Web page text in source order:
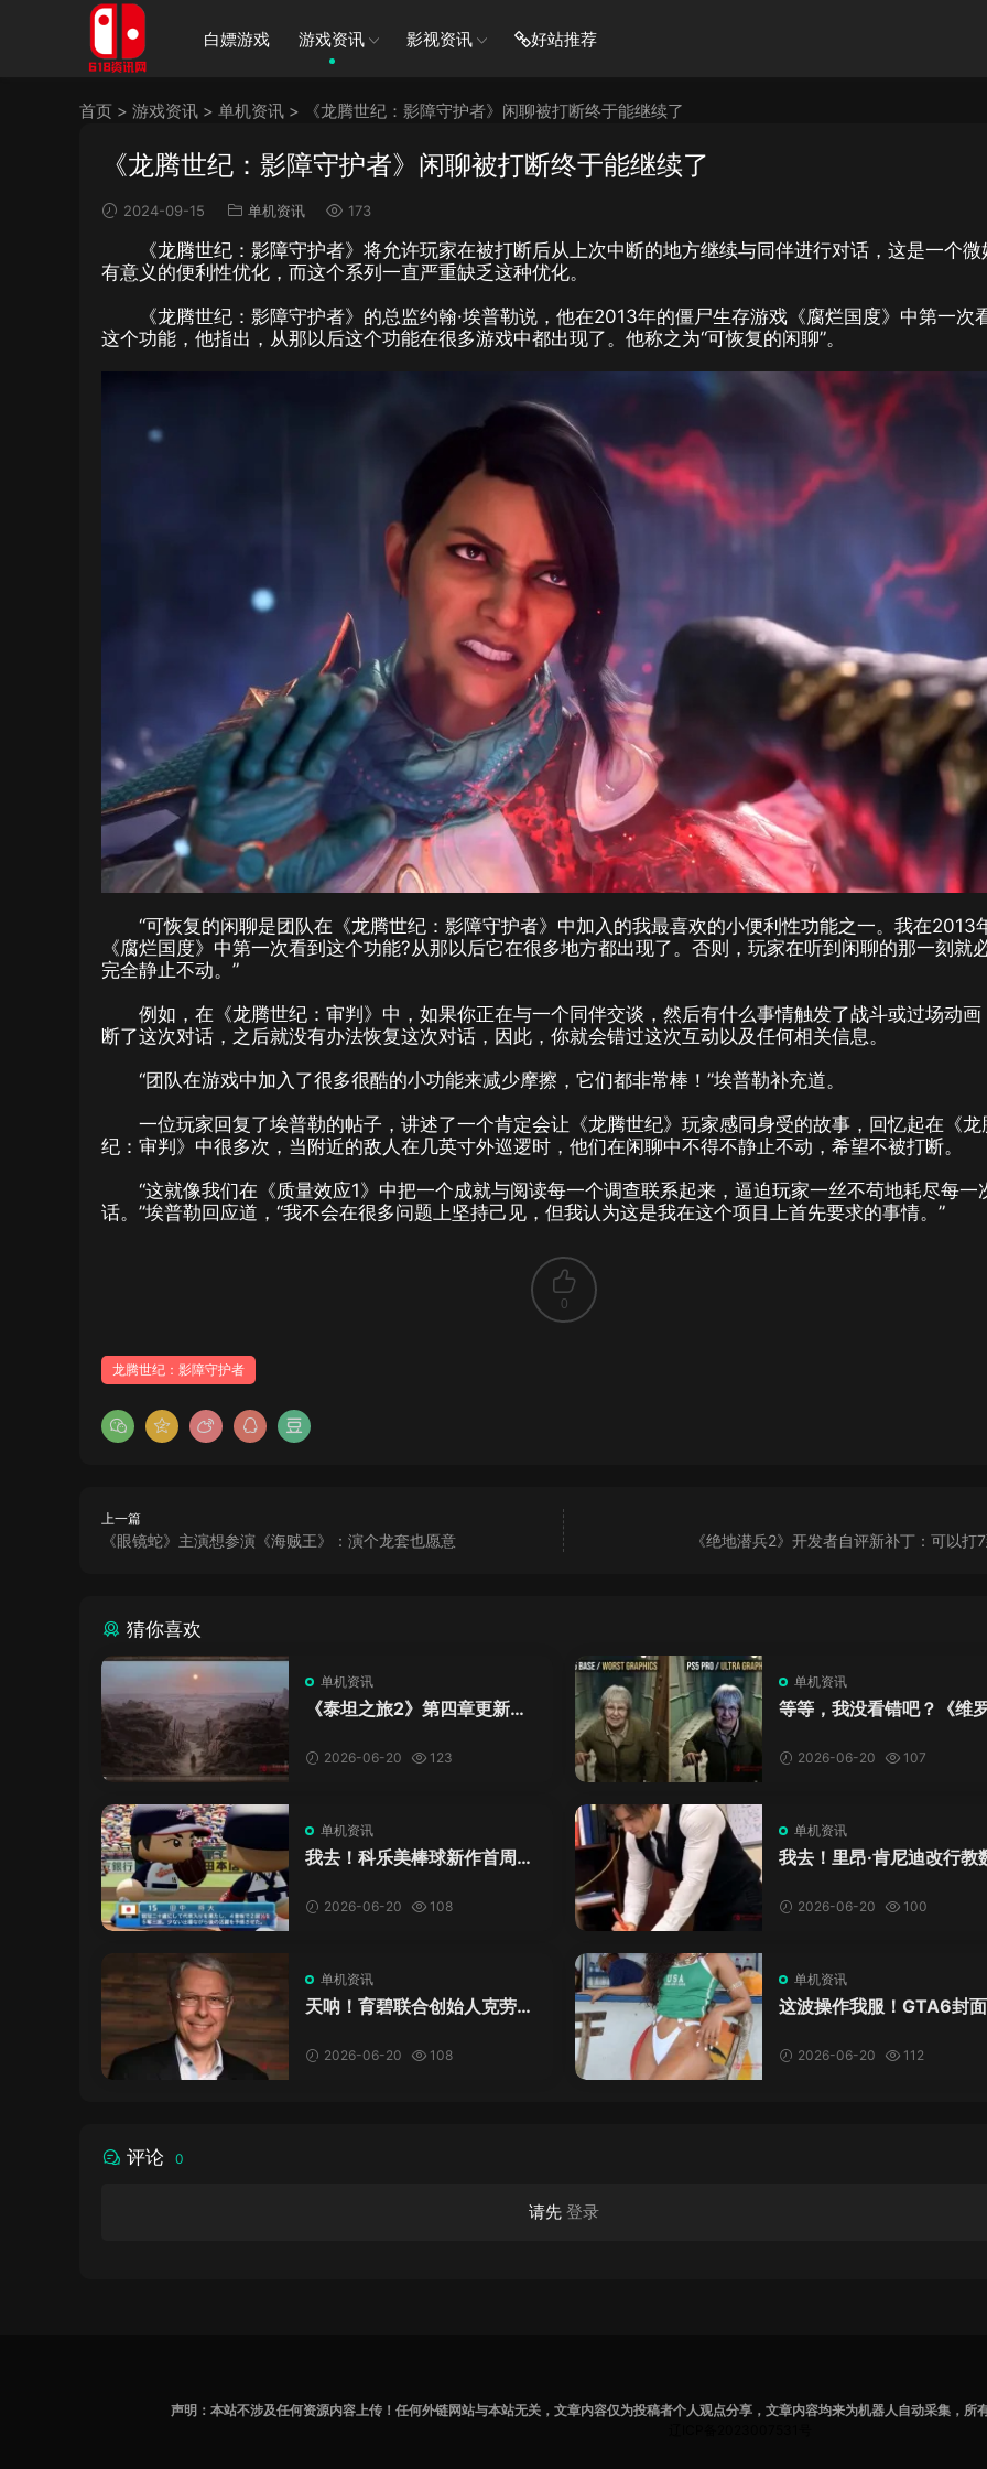
白嫖游戏 游戏资讯 影视资讯 好站推荐
首页 > 游戏资讯 > 单机资讯 > 《龙腾世纪：影障守护者》闲聊被打断终于能继续了
《龙腾世纪：影障守护者》闲聊被打断终于能继续了
2024-09-15 单机资讯 173
《龙腾世纪：影障守护者》将允许玩家在被打断后从上次中断的地方继续与同伴进行对话，这是一个微
有意义的便利性优化，而这个系列一直严重缺乏这种优化。
《龙腾世纪：影障守护者》的总监约翰·埃普勒说，他在2013年的僵尸生存游戏《腐烂国度》中第一次
这个功能，他指出，从那以后这个功能在很多游戏中都出现了。他称之为“可恢复的闲聊”。
“可恢复的闲聊是团队在《龙腾世纪：影障守护者》中加入的我最喜欢的小便利性功能之一。我在2013
《腐烂国度》中第一次看到这个功能?从那以后它在很多地方都出现了。否则，玩家在听到闲聊的那一刻就
完全静止不动。”
例如，在《龙腾世纪：审判》中，如果你正在与一个同伴交谈，然后有什么事情触发了战斗或过场动画
断了这次对话，之后就没有办法恢复这次对话，因此，你就会错过这次互动以及任何相关信息。
“团队在游戏中加入了很多很酷的小功能来减少摩擦，它们都非常棒！”埃普勒补充道。
一位玩家回复了埃普勒的帖子，讲述了一个肯定会让《龙腾世纪》玩家感同身受的故事，回忆起在《龙
纪：审判》中很多次，当附近的敌人在几英寸外巡逻时，他们在闲聊中不得不静止不动，希望不被打断。
“这就像我们在《质量效应1》中把一个成就与阅读每一个调查联系起来，逼迫玩家一丝不苟地耗尽每一
话。”埃普勒回应道，“我不会在很多问题上坚持己见，但我认为这是我在这个项目上首先要求的事情。”
0
龙腾世纪：影障守护者
上一篇
《眼镜蛇》主演想参演《海贼王》：演个龙套也愿意 《绝地潜兵2》开发者自评新补丁：可以打
猜你喜欢
单机资讯
《泰坦之旅2》第四章更新来
C！2026-06-20 123
单机资讯
等等，我没看错吧？《维
加料？
2026-06-20 107
单机资讯
我去！科乐美棒球新作首周十
口！2026-06-20 108
单机资讯
我去！里昂·肯尼迪改行教
格！2026-06-20 100
单机资讯
天呐！育碧联合创始人克劳德
岁 2026-06-20 108
单机资讯
这波操作我服！GTA6封面
模式又上线了
2026-06-20 112
评论 0
请先 登录
声明：本站不涉及任何资源内容上传！任何外链网站与本站无关，文章内容仅为投稿者个人观点分享，文章内容均来为机器人自动采集，